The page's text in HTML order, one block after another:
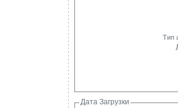
Тип
Дата Загрузки